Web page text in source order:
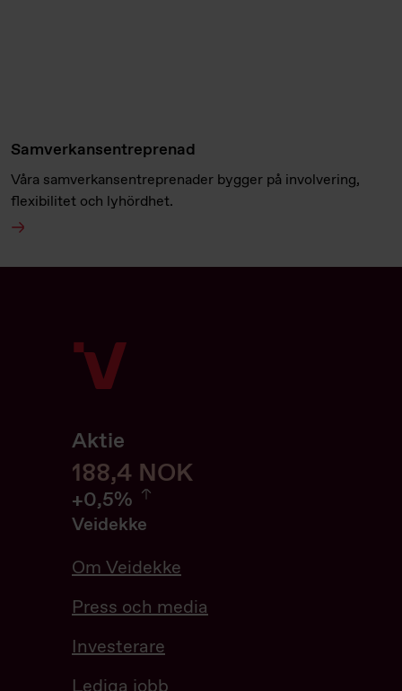
Samverkansentreprenad
Våra samverkansentreprenader bygger på involvering,
flexibilitet och lyhördhet.
Aktie
188,6 NOK
+0,5%
0.53%
Veidekke
Om Veidekke
Press och media
Investerare